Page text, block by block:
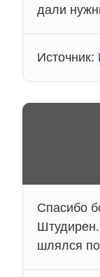
дали
Источник:
Спасибо
шлялся